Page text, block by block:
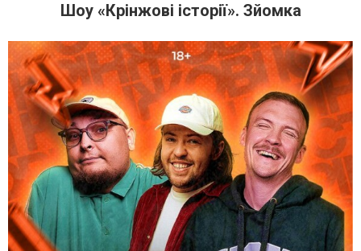
Шоу «Крінжові історії». Зйомка